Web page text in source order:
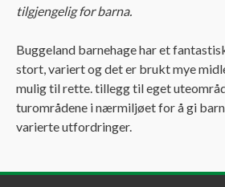
tilgjengelig for barna.
Buggeland barnehage har et
stort, variert og det er brukt mye
mulig til rette. tillegg til eget
turområdene i nærmiljøet for å gi
varierte utfordringer.